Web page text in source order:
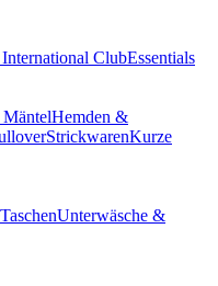
ClubEssentials
Hemden &
StrickwarenKurze